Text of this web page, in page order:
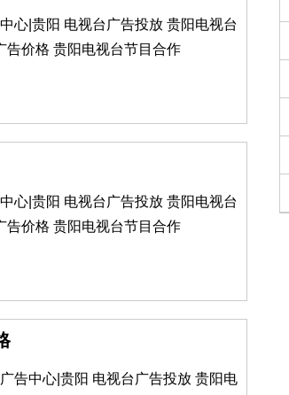
心|贵阳 电视台广告投放 贵阳电视台
告价格 贵阳电视台节目合作
心|贵阳 电视台广告投放 贵阳电视台
告价格 贵阳电视台节目合作
告中心|贵阳 电视台广告投放 贵阳电